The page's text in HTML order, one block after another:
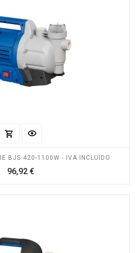
BJS-420-1100W - IVA INCLUIDO
96,92 €Precio